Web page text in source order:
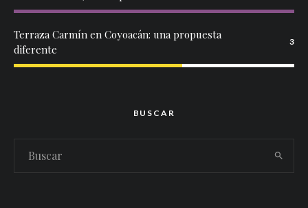
Terraza Carmín en Coyoacán: una propuesta
diferente
3
BUSCAR